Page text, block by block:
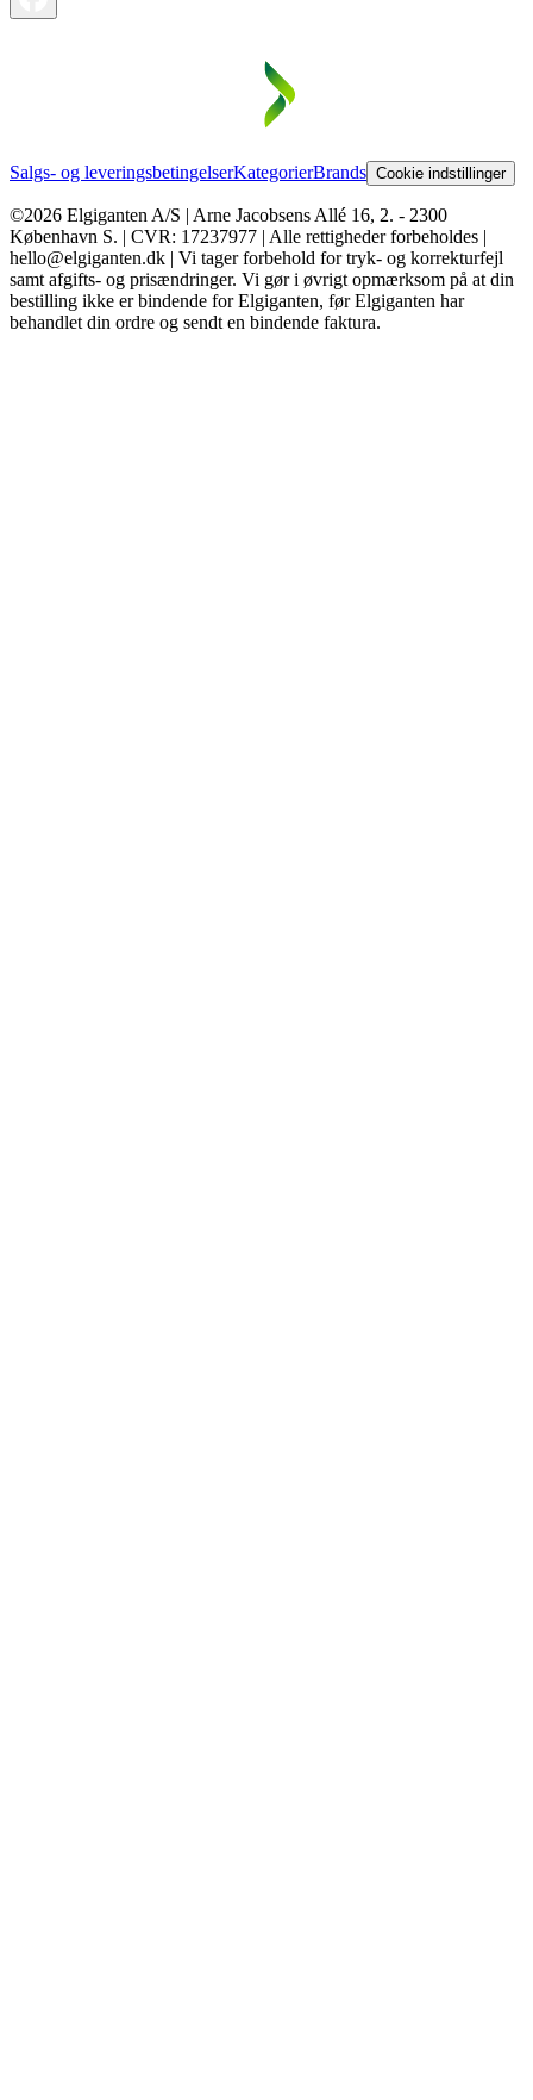
Salgs- og leveringsbetingelserKategorierBrands Cookie indstillinger
©2026 Elgiganten A/S | Arne Jacobsens Allé 16, 2. - 2300
København S. | CVR: 17237977 | Alle rettigheder forbeholdes |
hello@elgiganten.dk | Vi tager forbehold for tryk- og korrekturfejl
samt afgifts- og prisændringer. Vi gør i øvrigt opmærksom på at din
bestilling ikke er bindende for Elgiganten, før Elgiganten har
behandlet din ordre og sendt en bindende faktura.